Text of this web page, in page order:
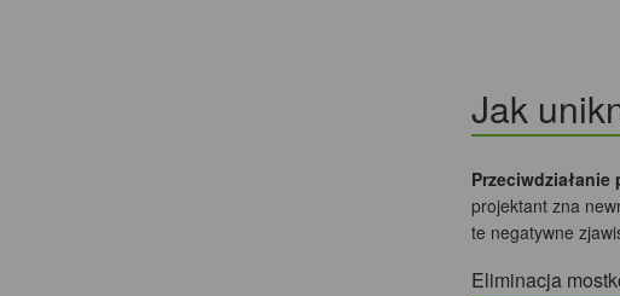
Jak
projektant zna
te negatywne
Eliminacja